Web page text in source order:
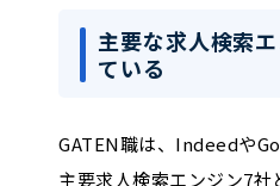
主要な求人検索
ている
GATEN職は、Indeedや
主要求人検索エンジン7社